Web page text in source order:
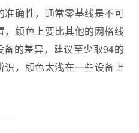
确性，通常零基线是不可
颜色上要比其他的网格线
的差异，建议至少取94的
，颜色太浅在一些设备上